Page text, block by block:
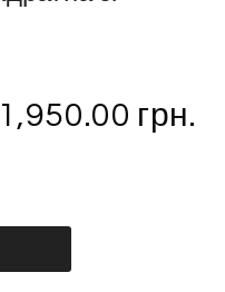
1,950.00 грн.